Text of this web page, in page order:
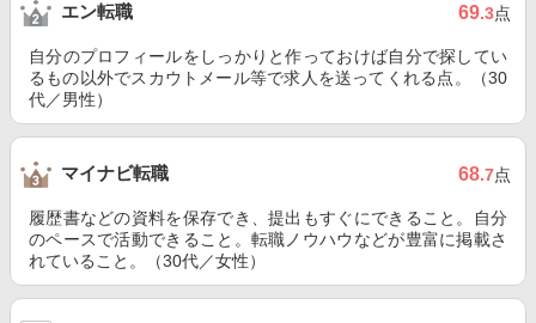
エン転職 69.3点
自分のプロフィールをしっかりと作っておけば自分で探してい
るもの以外でスカウトメール等で求人を送ってくれる点。（30
代／男性）
マイナビ転職 68.7点
履歴書などの資料を保存でき、提出もすぐにできること。自分
のペースで活動できること。転職ノウハウなどが豊富に掲載さ
れていること。（30代／女性）